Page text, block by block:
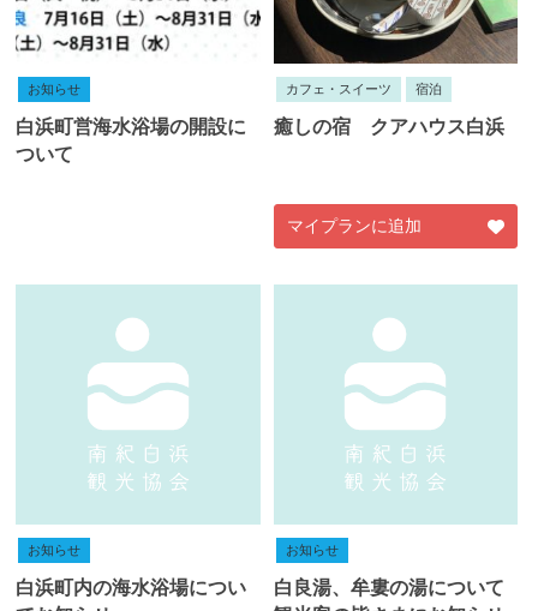
お知らせ
白浜町営海水浴場の開設に
ついて
カフェ・スイーツ 宿泊
癒しの宿 クアハウス白浜
マイプランに追加
お知らせ
白浜町内の海水浴場につい
お知らせ
白良湯、牟婁の湯について